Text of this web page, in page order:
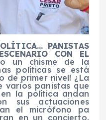
PANISTAS
CON EL
un chisme de la
políticas se está
de primer nivel! ¿La
varios panistas que
la política andan
sus actuaciones
el micrófono pa
en un concierto.